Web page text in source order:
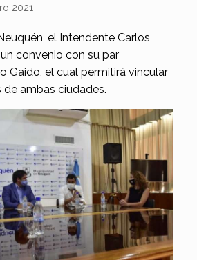
2021
el Intendente Carlos
convenio con su par
Gaido, el cual permitirá vincular
ambas ciudades.